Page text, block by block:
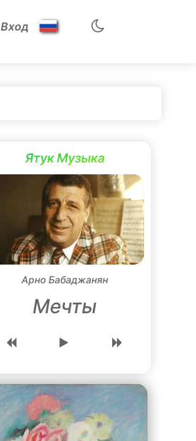
Вход
Ятук Музыка
Арно Бабаджанян
Mечты